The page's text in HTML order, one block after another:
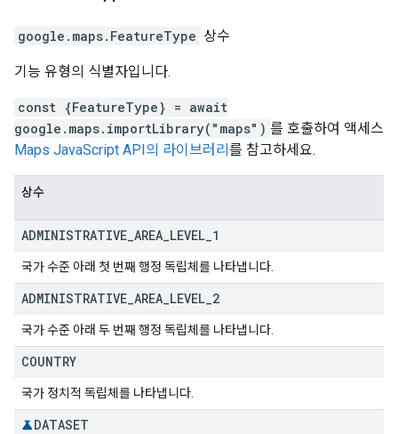
google.maps. FeatureType 상수
기능 유형의 식별자입니다.
const {FeatureType} = await
google.maps.importLibrary("maps") 를 호출하여 액세스
Maps JavaScript API의 라이브러리 를 참고하세요.
상수
ADMINISTRATIVE AREA LEVEL 1
국가 수준 아래 첫 번째 행정 독립체를 나타냅니다.
ADMINISTRATIVE AREA LEVEL 2
국가 수준 아래 두 번째 행정 독립체를 나타냅니다.
COUNTRY
국가 정치적 독립체를 나타냅니다.
DATASET